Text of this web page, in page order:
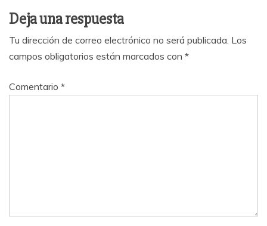
Deja una respuesta
Tu dirección de correo electrónico no será publicada. Los
campos obligatorios están marcados con *
Comentario *